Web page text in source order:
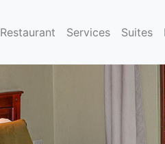
Restaurant Services Suites